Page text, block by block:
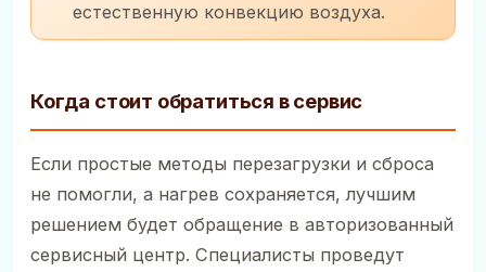
естественную конвекцию воздуха.
Когда стоит обратиться в сервис
Если простые методы перезагрузки и сброса
не помогли, а нагрев сохраняется, лучшим
решением будет обращение в авторизованный
сервисный центр. Специалисты проведут